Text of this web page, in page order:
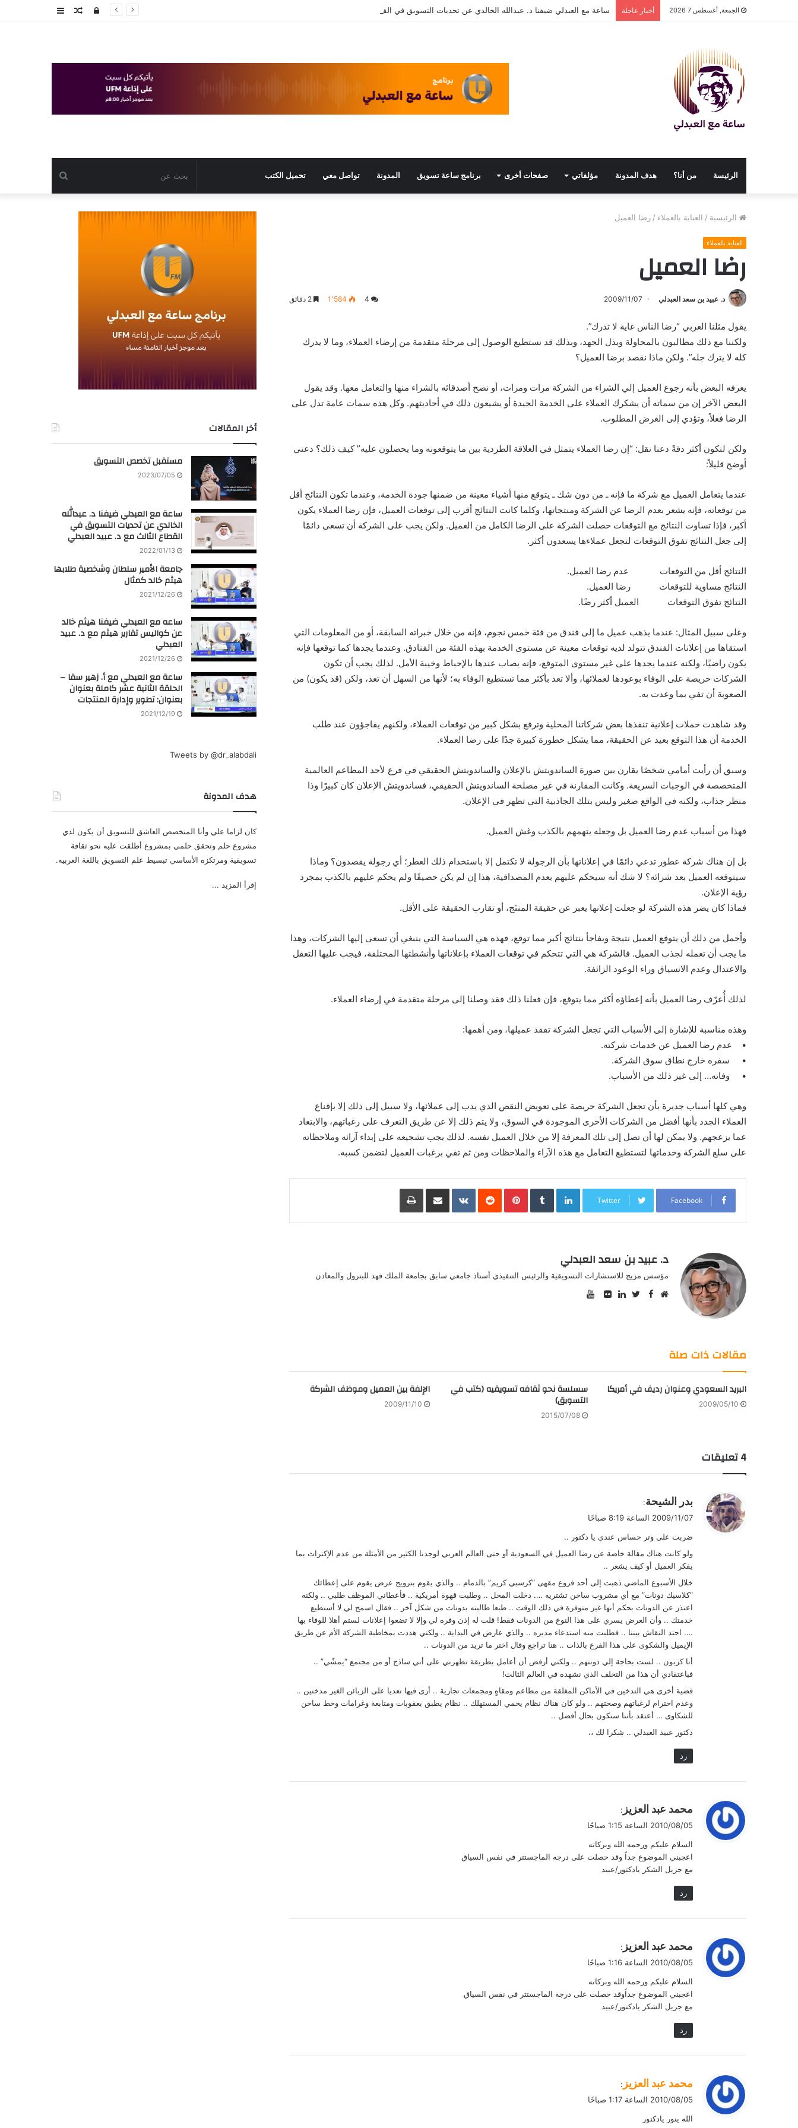
الجمعة, أغسطس 7 2026 أخبار عاجلة ساعة مع العبدلي ضيفنا د. عبدالله الخالدي عن تحديات التسويق في القطاع الثالث مع د. عبيد العبدلي عمودمقالتسجيل
الرئيسة من أنا؟ هدف المدونة مؤلفاتي صفحات أخرى برنامج ساعة تسويق المدونة تواصل معي تحميل الكتب بحث
الرئيسية / العناية بالعملاء / رضا العميل
العناية بالعملاء
رضا العميل
د. عبيد بن سعد العبدلي 2009/11/07
4 1٬584
يقول مثلنا العربي “رضا الناس غاية لا تدرك”.
ولكننا مع ذلك مطالبون بالمحاولة وبذل الجهد، وبذلك قد نستطيع الوصول إلى مرحلة متقدمة من إرضاء العملاء، وما لا يدرك
كله لا يترك جله”. ولكن ماذا نقصد برضا العميل؟
يعرفه البعض بأنه رجوع العميل إلي الشراء من الشركة مرات ومرات، أو نصح أصدقائه بالشراء منها والتعامل معها. وقد يقول
البعض الآخر إن من سماته أن يشكرك العملاء على الخدمة الجيدة أو يشيعون ذلك في أحاديثهم. وكل هذه سمات عامة تدل على
الرضا فعلاً، وتؤدي إلى الغرض المطلوب.
ولكن لنكون أكثر دقةً دعنا نقل: “إن رضا العملاء يتمثل في العلاقة الطردية بين ما يتوقعونه وما يحصلون عليه” كيف ذلك؟ دعني
أوضح قليلاً:
عندما يتعامل العميل مع شركة ما فإنه ـ من دون شك ـ يتوقع منها أشياء معينة من ضمنها جودة الخدمة، وعندما تكون النتائج أقل
من توقعاته، فإنه يشعر بعدم الرضا عن الشركة ومنتجاتها، وكلما كانت النتائج أقرب إلى توقعات العميل، فإن رضا العملاء يكون
أكبر، فإذا تساوت النتائج مع التوقعات حصلت الشركة على الرضا الكامل من العميل. ولكن يجب على الشركة أن تسعى دائمًا
إلى جعل النتائج تفوق التوقعات لتجعل عملاءها يسعدون أكثر.
النتائج أقل من التوقعات عدم رضا العميل.
النتائج مساوية للتوقعات رضا العميل.
النتائج تفوق التوقعات العميل أكثر رضًا.
وعلى سبيل المثال: عندما يذهب عميل ما إلى فندق من فئة خمس نجوم، فإنه من خلال خبراته السابقة، أو من المعلومات التي
استقاها من إعلانات الفندق تتولد لديه توقعات معينة عن مستوى الخدمة بهذه الفئة من الفنادق. وعندما يجدها كما توقعها فإنه
يكون راضيًا، ولكنه عندما يجدها على غير مستوى المتوقع، فإنه يصاب عندها بالإحباط وخيبة الأمل. لذلك يجب أن تكون
الشركات حريصة على الوفاء بوعودها لعملائها، وألا تعد بأكثر مما تستطيع الوفاء به؛ لأنها من السهل أن تعد، ولكن (قد يكون) من
الصعوبة أن تفي بما وعدت به.
وقد شاهدت حملات إعلانية تنفذها بعض شركاتنا المحلية وترفع بشكل كبير من توقعات العملاء، ولكنهم يفاجؤون عند طلب
الخدمة أن هذا التوقع بعيد عن الحقيقة، مما يشكل خطورة كبيرة جدًا على رضا العملاء.
وسبق أن رأيت أمامي شخصًا يقارن بين صورة الساندويتش بالإعلان والساندويتش الحقيقي في فرع لأحد المطاعم العالمية
المتخصصة في الوجبات السريعة. وكانت المقارنة في غير مصلحة الساندويتش الحقيقي، فساندويتش الإعلان كان كبيرًا وذا
منظر جذاب، ولكنه في الواقع صغير وليس بتلك الجاذبية التي تظهر في الإعلان.
فهذا من أسباب عدم رضا العميل بل وجعله يتهمهم بالكذب وغش العميل.
بل إن هناك شركة عطور تدعي دائمًا في إعلاناتها بأن الرجولة لا تكتمل إلا باستخدام ذلك العطر؛ أي رجولة يقصدون؟ وماذا
سيتوقعه العميل بعد شرائه؟ لا شك أنه سيحكم عليهم بعدم المصداقية، هذا إن لم يكن حصيفًا ولم يحكم عليهم بالكذب بمجرد
رؤية الإعلان.
فماذا كان يضر هذه الشركة لو جعلت إعلانها يعبر عن حقيقة المنتَج، أو تقارب الحقيقة على الأقل.
وأجمل من ذلك أن يتوقع العميل نتيجة ويفاجأ بنتائج أكبر مما توقع، فهذه هي السياسة التي ينبغي أن تسعى إليها الشركات، وهذا
ما يجب أن تعمله لجذب العميل. فالشركة هي التي تتحكم في توقعات العملاء بإعلاناتها وأنشطتها المختلفة، فيجب عليها التعقل
والاعتدال وعدم الانسياق وراء الوعود الزائفة.
لذلك أُعرّف رضا العميل بأنه إعطاؤه أكثر مما يتوقع، فإن فعلنا ذلك فقد وصلنا إلى مرحلة متقدمة في إرضاء العملاء.
وهذه مناسبة للإشارة إلى الأسباب التي تجعل الشركة تفقد عميلها، ومن أهمها:
• عدم رضا العميل عن خدمات شركته.
• سفره خارج نطاق سوق الشركة.
• وفاته… إلى غير ذلك من الأسباب.
وهي كلها أسباب جديرة بأن تجعل الشركة حريصة على تعويض النقص الذي يدب إلى عملائها، ولا سبيل إلى ذلك إلا بإقناع
العملاء الجدد بأنها أفضل من الشركات الأخرى الموجودة في السوق، ولا يتم ذلك إلا عن طريق التعرف على رغباتهم، والابتعاد
عما يزعجهم. ولا يمكن لها أن تصل إلى تلك المعرفة إلا من خلال العميل نفسه. لذلك يجب تشجيعه على إبداء آرائه وملاحظاته
على سلع الشركة وخدماتها لتستطيع التعامل مع هذه الآراء والملاحظات ومن ثم تفي برغبات العميل لتضمن كسبه.
Facebook
Twitter
LinkedIn
Pinterest مشاركة عبر البريد طباعة
د. عبيد بن سعد العبدلي
مؤسس مزيج للاستشارات التسويقية والرئيس التنفيذي أستاذ جامعي سابق بجامعة الملك فهد للبترول والمعادن
Facebook
مقالات ذات صلة
البريد السعودي وعنوان رديف في أمريكا
2009/05/10
سسلسة نحو ثقافه تسويقيه (كتب في
التسويق)
2015/07/08
الإلفة بين العميل وموظف الشركة
2009/11/10
‫4 تعليقات
ل
بدر الشيحة:
2009/11/07 الساعة 8:19 صباحًا
ضربت على وتر حساس عندي يا دكتور ..
ولو كانت هناك مقالة خاصة عن رضا العميل في السعودية أو حتى العالم العربي لوجدنا الكثير من الأمثلة من عدم الإكتراث بما
يفكر العميل أو كيف يشعر ..
خلال الأسبوع الماضي ذهبت إلى أحد فروع مقهى “كرسبي كريم” بالدمام .. والذي يقوم بترويج عرض يقوم على إعطائك
“كلاسيك دونات” مع أي مشروب ساخن تشتريه …. دخلت المحل .. وطلبت قهوة أمريكية .. فأعطاني الموظف طلبي .. ولكنه
اعتذر عن الدونات بحكم أنها غير متوفرة في ذلك الوقت .. طبعا طالبته بدونات من شكل آخر .. فقال اسمح لي لا أستطيع
خدمتك .. وأن العرض يسري على هذا النوع من الدونات فقط! قلت له إذن وفره لي وإلا لا تضعوا إعلانات لستم أهلا للوفاء بها
…. احتد النقاش بيننا .. فطلبت منه استدعاء مديره .. والذي عارض في البداية .. ولكني هددت بمخاطبة الشركة الأم عن طريق
الإيميل والشكوى على هذا الفرع بالذات .. هنا تراجع وقال اختر ما تريد من الدونات ..
أنا كزبون .. لست بحاجة إلي دونتهم .. ولكني أرفض أن أعامل بطريقة تظهرني على أني ساذج أو من مجتمع “يمشّي” ..
فباعتقادي أن هذا من التخلف الذي نشهده في العالم الثالث!
قضية أخرى هي التدخين في الأماكن المغلقة من مطاعم ومقاهٍ ومجمعات تجارية .. أرى فيها تعديا على الزبائن الغير مدخنين ..
وعدم احترام لرغباتهم وصحتهم .. ولو كان هناك نظام يحمي المستهلك .. نظام يطبق بعقوبات ومتابعة وغرامات وخط ساخن
للشكاوى … أعتقد بأننا سنكون بحال أفضل ..
دكتور عبيد العبدلي .. شكرا لك ،،
رد
ل
محمد عبد العزيز :
2010/08/05 الساعة 1:15 صباحًا
السلام عليكم ورحمه الله وبركاته
اعجبني الموضوع جداً وقد حصلت على درجه الماجستتر في نفس السياق
مع جزيل الشكر يادكتور/عبيد
رد
ل
محمد عبد العزيز :
2010/08/05 الساعة 1:16 صباحًا
السلام عليكم ورحمه الله وبركاته
اعجبني الموضوع جداًوقد حصلت على درجه الماجستتر في نفس السياق
مع جزيل الشكر يادكتور/عبيد
رد
ل
محمد عبد العزيز :
2010/08/05 الساعة 1:17 صباحًا
الله ينور يادكتور
أخر المقالات
مستقبل تخصص التسويق
2023/07/05
ساعة مع العبدلي ضيفنا د. عبدالله
الخالدي عن تحديات التسويق في
القطاع الثالث مع د. عبيد العبدلي
2022/01/13
جامعة الأمير سلطان وشخصية طلابها
هيثم خالد كمثال
2021/12/26
ساعه مع العبدلي ضيفنا هيثم خالد
عن كواليس تقارير هيثم مع د. عبيد
العبدلي
2021/12/26
ساعة مع العبدلي مع أ. زهير سقا –
الحلقة الثانية عشر كاملة بعنوان
بعنوان: تطوير وإدارة المنتجات
2021/12/19
Tweets by @dr_alabdali
هدف المدونة
كان لزاما علي وأنا المتخصص العاشق للتسويق أن يكون لدي
مشروع حلم وتحقق حلمي بمشروع أطلقت عليه نحو ثقافة
تسويقية ومرتكزه الأساسي تبسيط علم التسويق باللغة العربيه.
إقرأ المزيد ...